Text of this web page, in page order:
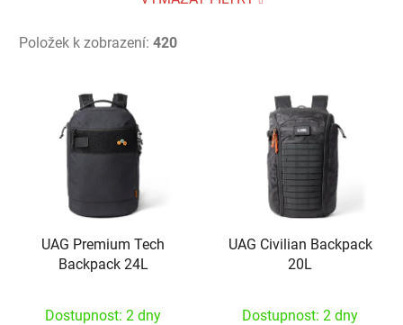
Položek k zobrazení: 420
UAG Premium Tech
Backpack 24L
Dostupnost: 2 dny
UAG Civilian Backpack
20L
Dostupnost: 2 dny